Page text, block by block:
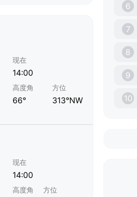
现在
14:00
高度角
66°
方位
313°NW
现在
14:00
高度角 方位
6
7
8
9
10